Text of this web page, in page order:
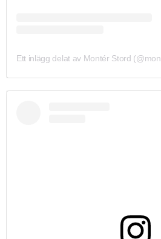
Ett inlägg delat av Montér Stord